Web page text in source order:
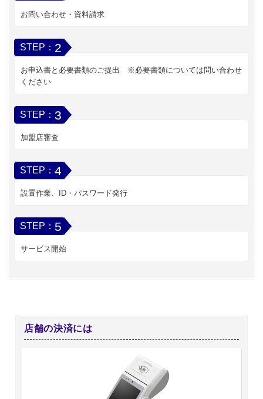
お問い合わせ・資料請求
STEP： 2
お申込書と必要書類のご提出 ※必要書類については問い合わせ
ください
STEP： 3
加盟店審査
STEP：4
設置作業、ID・パスワード発行
STEP： 5
サービス開始
店舗の決済には